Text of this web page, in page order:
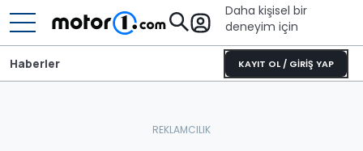
Daha kişisel bir
deneyim için
KAYIT OL / GİRİŞ YAP
Haberler